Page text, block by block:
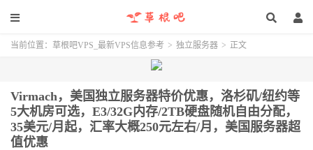
当前位置： 草根吧VPS_最新VPS信息参考 > 独立服务器 > 正文
Virmach，美国独立服务器特价优惠，洛杉矶/纽约等
5大机房可选，E3/32G内存/2TB硬盘随机自由分配，
35美元/月起，汇率大概250元左右/月，美国服务器超
值优惠